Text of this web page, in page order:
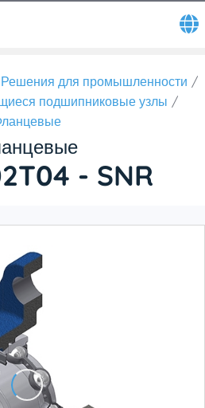
Решения для промышленности
подшипниковые узлы
- SNR